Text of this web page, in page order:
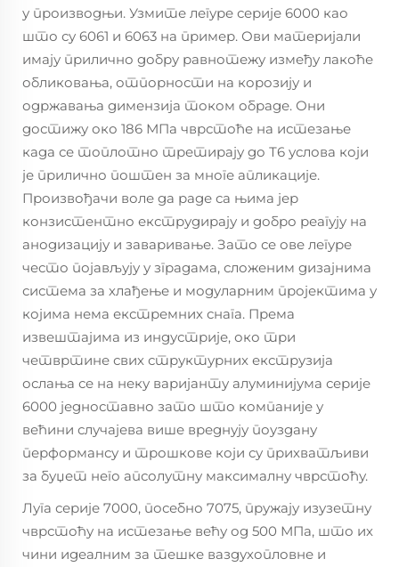
у производњи. Узмите легуре серије 6000 као
што су 6061 и 6063 на пример. Ови материјали
имају прилично добру равнотежу између лакоће
обликовања, отпорности на корозију и
одржавања димензија током обраде. Они
достижу око 186 МПа чврстоће на истезање
када се топлотно третирају до Т6 услова који
је прилично поштен за многе апликације.
Произвођачи воле да раде са њима јер
конзистентно екструдирају и добро реагују на
анодизацију и заваривање. Зато се ове легуре
често појављују у зградама, сложеним дизајнима
система за хлађење и модуларним пројектима у
којима нема екстремних снага. Према
извештајима из индустрије, око три
четвртине свих структурних екструзија
ослања се на неку варијанту алуминијума серије
6000 једноставно зато што компаније у
већини случајева више вреднују поуздану
перформансу и трошкове који су прихватљиви
за буџет него апсолутну максималну чврстоћу.
Луга серије 7000, посебно 7075, пружају изузетну
чврстоћу на истезање већу од 500 МПа, што их
чини идеалним за тешке ваздухопловне и